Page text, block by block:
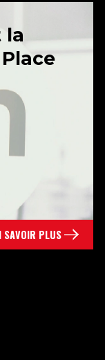
la
SAVOIR PLUS